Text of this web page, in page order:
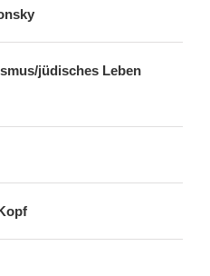
jüdisches Leben